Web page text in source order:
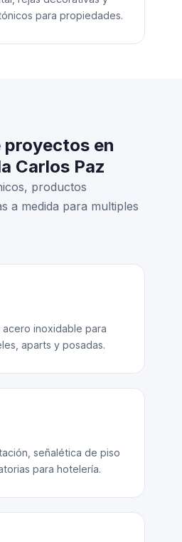
para propiedades.
proyectos en
Carlos Paz
productos
a medida para multiples
inoxidable para
aparts y posadas.
señalética de piso
para hotelería.